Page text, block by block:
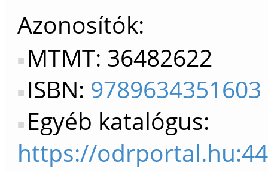
Azonosítók
MTMT: 36482622
ISBN: 9789634351603
Egyéb katalógus:
https://